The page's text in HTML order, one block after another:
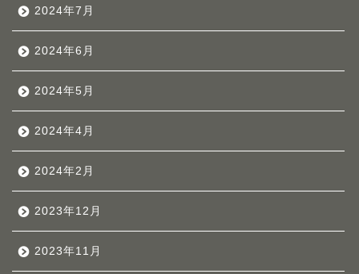
2024年7月
2024年6月
2024年5月
2024年4月
2024年2月
2023年12月
2023年11月